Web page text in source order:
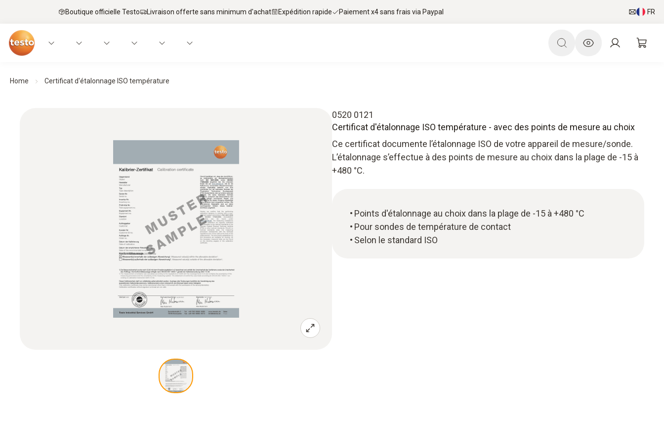
Boutique officielle Testo Livraison offerte sans minimum d'achat Expédition rapide Paiement x4 sans frais via Paypal FR
Home Certificat d'étalonnage ISO température
0520 0121
Certificat d'étalonnage ISO température - avec des points de mesure au choix
Ce certificat documente l’étalonnage ISO de votre appareil de mesure/sonde.
L’étalonnage s’effectue à des points de mesure au choix dans la plage de -15 à
+480 °C.
Points d'étalonnage au choix dans la plage de -15 à +480 °C
Pour sondes de température de contact
Selon le standard ISO